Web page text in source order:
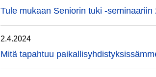
Tule mukaan Seniorin tuki -seminaariin
2.4.2024
Mitä tapahtuu